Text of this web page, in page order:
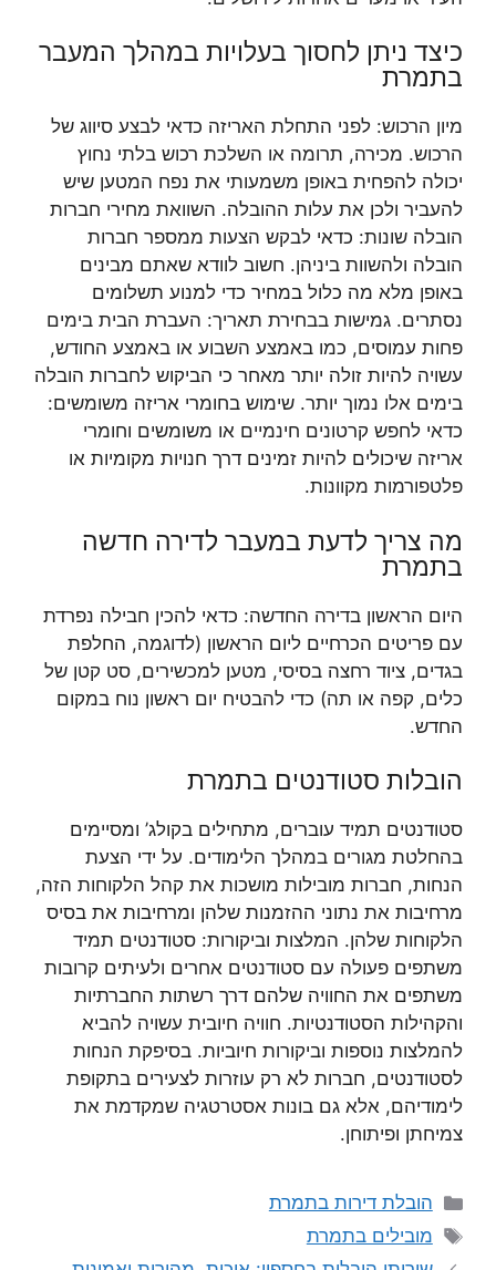
כיצד ניתן לחסוך בעלויות במהלך המעבר
בתמרת
מיון הרכוש: לפני התחלת האריזה כדאי לבצע סיווג של
הרכוש. מכירה, תרומה או השלכת רכוש בלתי נחוץ
יכולה להפחית באופן משמעותי את נפח המטען שיש
להעביר ולכן את עלות ההובלה. השוואת מחירי חברות
הובלה שונות: כדאי לבקש הצעות ממספר חברות
הובלה ולהשוות ביניהן. חשוב לוודא שאתם מבינים
באופן מלא מה כלול במחיר כדי למנוע תשלומים
נסתרים. גמישות בבחירת תאריך: העברת הבית בימים
פחות עמוסים, כמו באמצע השבוע או באמצע החודש,
עשויה להיות זולה יותר מאחר כי הביקוש לחברות הובלה
בימים אלו נמוך יותר. שימוש בחומרי אריזה משומשים:
כדאי לחפש קרטונים חינמיים או משומשים וחומרי
אריזה שיכולים להיות זמינים דרך חנויות מקומיות או
פלטפורמות מקוונות.
מה צריך לדעת במעבר לדירה חדשה
בתמרת
היום הראשון בדירה החדשה: כדאי להכין חבילה נפרדת
עם פריטים הכרחיים ליום הראשון (לדוגמה, החלפת
בגדים, ציוד רחצה בסיסי, מטען למכשירים, סט קטן של
כלים, קפה או תה) כדי להבטיח יום ראשון נוח במקום
החדש.
הובלות סטודנטים בתמרת
סטודנטים תמיד עוברים, מתחילים בקולג’ ומסיימים
בהחלטת מגורים במהלך הלימודים. על ידי הצעת
הנחות, חברות מובילות מושכות את קהל הלקוחות הזה,
מרחיבות את נתוני ההזמנות שלהן ומרחיבות את בסיס
הלקוחות שלהן. המלצות וביקורות: סטודנטים תמיד
משתפים פעולה עם סטודנטים אחרים ולעיתים קרובות
משתפים את החוויה שלהם דרך רשתות החברתיות
והקהילות הסטודנטיות. חוויה חיובית עשויה להביא
להמלצות נוספות וביקורות חיוביות. בסיפקת הנחות
לסטודנטים, חברות לא רק עוזרות לצעירים בתקופת
לימודיהם, אלא גם בונות אסטרטגיה שמקדמת את
צמיחתן ופיתוחן.
קטגוריות
הובלת דירות בתמרת
תגיות
מובילים בתמרת